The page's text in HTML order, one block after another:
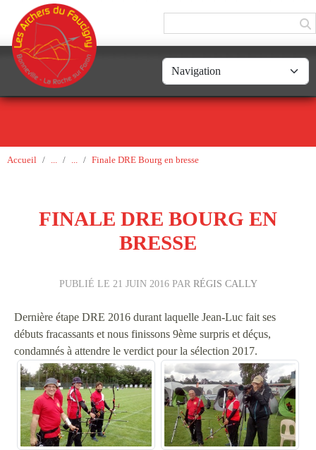
Accueil Finale DRE Bourg en bresse
FINALE DRE BOURG EN
BRESSE
PUBLIÉ LE 21 JUIN 2016PAR RÉGIS CALLY
Dernière étape DRE 2016 durant laquelle Jean-Luc fait ses
débuts fracassants et nous finissons 9ème surpris et déçus,
condamnés à attendre le verdict pour la sélection 2017.
Panneau de gestion des cookies